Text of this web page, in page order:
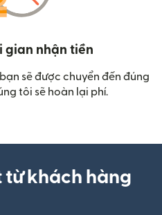
gian nhận tiền
sẽ được chuyển đến đúng
tôi sẽ hoàn lại phí.
từ khách hàng